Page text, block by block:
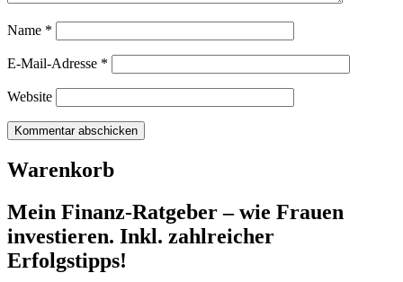
Name *
E-Mail-Adresse *
Website
Warenkorb
Mein Finanz-Ratgeber – wie Frauen
investieren. Inkl. zahlreicher
Erfolgstipps!